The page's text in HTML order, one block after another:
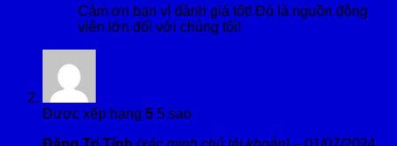
Cảm ơn bạn vì đánh giá tốt! Đó là nguồn động
viên lớn đối với chúng tôi!
Được xếp hạng 5 5 sao